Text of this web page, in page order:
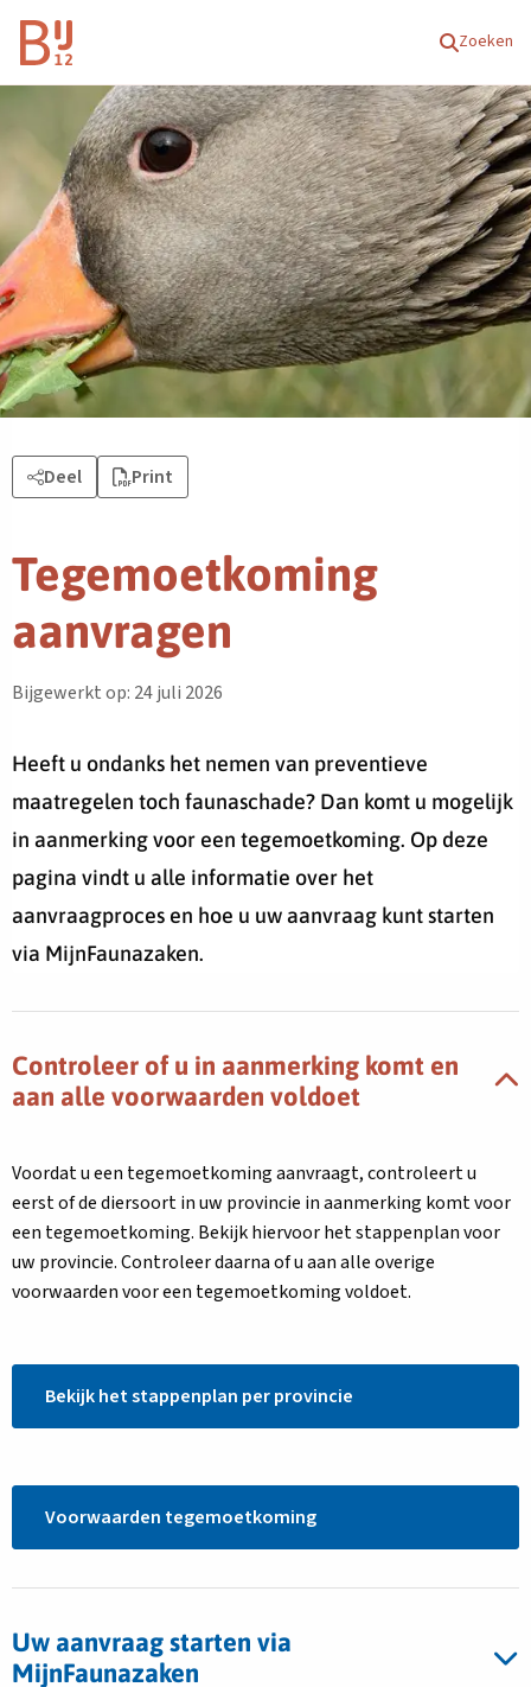
Homepagina Zoeken
Deel Print
Tegemoetkoming
aanvragen
Bijgewerkt op: 24 juli 2026
Heeft u ondanks het nemen van preventieve
maatregelen toch faunaschade? Dan komt u mogelijk
in aanmerking voor een tegemoetkoming. Op deze
pagina vindt u alle informatie over het
aanvraagproces en hoe u uw aanvraag kunt starten
via MijnFaunazaken.
Controleer of u in aanmerking komt en
aan alle voorwaarden voldoet
Voordat u een tegemoetkoming aanvraagt, controleert u
eerst of de diersoort in uw provincie in aanmerking komt voor
een tegemoetkoming. Bekijk hiervoor het stappenplan voor
uw provincie. Controleer daarna of u aan alle overige
voorwaarden voor een tegemoetkoming voldoet.
Bekijk het stappenplan per provincie
Voorwaarden tegemoetkomingLink
nieuw
Uw aanvraag starten via
MijnFaunazaken